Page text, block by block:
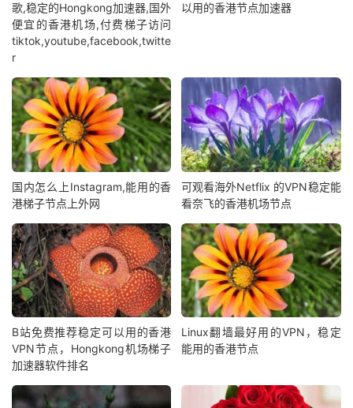
歌,稳定的Hongkong加速器,国外
便宜的香港机场,付费梯子访问
tiktok,youtube,facebook,twitte
r
以用的香港节点加速器
国内怎么上Instagram,能用的香
港梯子节点上外网
可观看海外Netflix 的VPN稳定能
看奈飞的香港机场节点
B站免费推荐稳定可以用的香港
VPN节点，Hongkong机场梯子
加速器软件排名
Linux翻墙最好用的VPN，稳定
能用的香港节点